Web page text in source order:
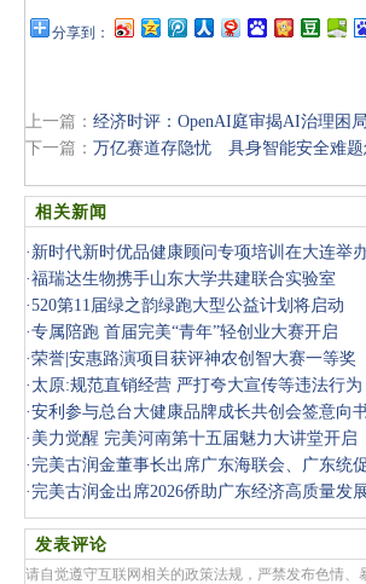
分享到：
上一篇： 经济时评：OpenAI庭审揭AI治理困局
下一篇： 万亿赛道存隐忧 具身智能安全难题
相关新闻
· 新时代新时优品健康顾问专项培训在大连举
·福瑞达生物携手山东大学共建联合实验室
·520第11届绿之韵绿跑大型公益计划将启动
·专属陪跑 首届完美“青年”轻创业大赛开启
·荣誉|安惠路演项目获评神农创智大赛一等奖
· 太原:规范直销经营 严打夸大宣传等违法行为
·安利参与总台大健康品牌成长共创会签意向
· 美力觉醒 完美河南第十五届魅力大讲堂开启
· 完美古润金董事长出席广东海联会、广东统
事扩大会
· 完美古润金出席2026侨助广东经济高质量发
发表评论
请自觉遵守互联网相关的政策法规，严禁发布色情、